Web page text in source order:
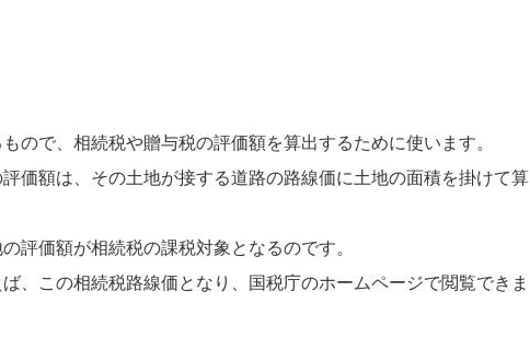
ので、相続税や贈与税の評価額を算出するために使います。
価額は、その土地が接する道路の路線価に土地の面積を掛けて算
評価額が相続税の課税対象となるのです。
、この相続税路線価となり、国税庁のホームページで閲覧できま